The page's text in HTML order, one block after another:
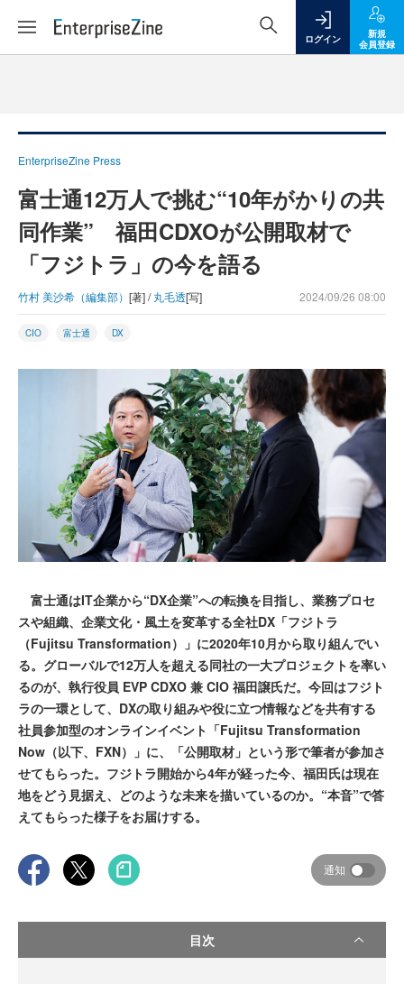
ログイン
新規
会員登録
EnterpriseZine Press
富士通12万人で挑む“10年がかりの共
同作業” 福田CDXOが公開取材で
「フジトラ」の今を語る
竹村 美沙希（編集部） [著] /丸毛透[写] 2024/09/26 08:00
CIO 富士通 DX
富士通はIT企業から“DX企業”への転換を目指し、業務プロセ
スや組織、企業文化・風土を変革する全社DX「フジトラ
（Fujitsu Transformation）」に2020年10月から取り組んでい
る。グローバルで12万人を超える同社の一大プロジェクトを率い
るのが、執行役員 EVP CDXO 兼 CIO 福田譲氏だ。今回はフジト
ラの一環として、DXの取り組みや役に立つ情報などを共有する
社員参加型のオンラインイベント「Fujitsu Transformation
Now（以下、FXN）」に、「公開取材」という形で筆者が参加さ
せてもらった。フジトラ開始から4年が経った今、福田氏は現在
地をどう見据え、どのような未来を描いているのか。“本音”で答
えてもらった様子をお届けする。
通知
目次